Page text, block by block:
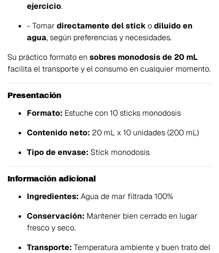
ejercicio.
- Tomar directamente del stickodiluido en
agua, según preferencias y necesidades.
Su práctico formato en sobres monodosis de 20 mL
facilita el transporte y el consumo en cualquier momento.
Presentación
Formato: Estuche con 10 sticks monodosis
Contenido neto: 20 mL x 10 unidades (200 mL)
Tipo de envase: Stick monodosis
Información adicional
Ingredientes: Agua de mar filtrada 100%
Conservación: Mantener bien cerrado en lugar
fresco y seco.
Transporte: Temperatura ambiente y buen trato del